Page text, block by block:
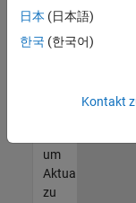
entsprechen,
werden
unseres
um
Aktualisierungen
zu
日本 (日本語)
한국 (한국어)
Kontakt